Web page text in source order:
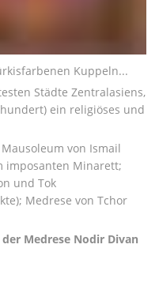
Kuppeln...
Städte Zentralasiens,
ein religiöses und
von Ismail
imposanten Minarett;
und Tok
Medrese von Tchor
Medrese Nodir Divan